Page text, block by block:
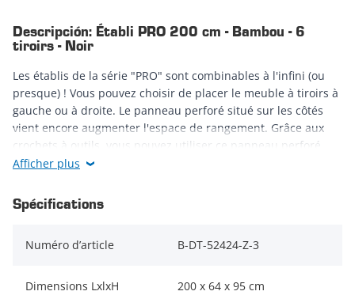
Descripción: Établi PRO 200 cm - Bambou - 6
tiroirs - Noir
Les établis de la série "PRO" sont combinables à l'infini (ou
presque) ! Vous pouvez choisir de placer le meuble à tiroirs à
gauche ou à droite. Le panneau perforé situé sur les côtés
vient encore augmenter l'espace de rangement. Grâce aux
crochets à outils, vous pouvez utiliser ce panneau perforé
pour ranger encore plus d'outils. L'établi comprend
quelle hauteur. Encore plus d'espace de rangement !
Ce bord est toutefois amovible et il est donc possible de relier
travail. Le plan de travail est en bambou. Il absorbe donc les
Afficher plus
Spécifications
Numéro d’article B-DT-52424-Z-3
Dimensions LxlxH 200 x 64 x 95 cm